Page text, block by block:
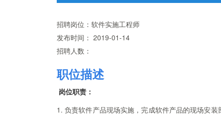
招聘岗位：软件实施工程师
发布时间： 2019-01-14
招聘人数：
职位描述
岗位职责：
1. 负责软件产品现场实施，完成软件产品的现场安